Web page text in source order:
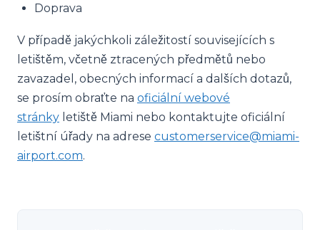
Doprava
V případě jakýchkoli záležitostí souvisejících s
letištěm, včetně ztracených předmětů nebo
zavazadel, obecných informací a dalších dotazů,
se prosím obraťte na oficiální webové
stránky letiště Miami nebo kontaktujte oficiální
letištní úřady na adrese customerservice@miami-
airport.com.